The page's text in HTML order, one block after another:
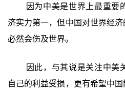
因为中美是世界上最重要
济实力第一，但中国对世界经济
必然会伤及世界。
因此，与其说是关注中美
自己的利益受损，更有希望中国